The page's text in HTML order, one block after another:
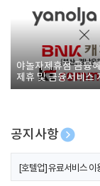
야놀자제휴점 금융
제휴 및 금융서비스
공지사항
[호텔업] 개인정보 처리
[호텔업] 유료서비스 이